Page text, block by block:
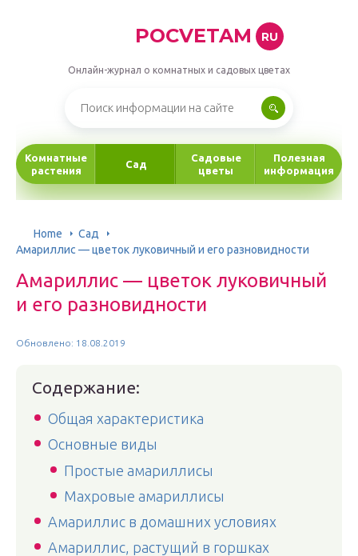
POCVETAM RU
Онлайн-журнал о комнатных и садовых цветах
Комнатные
растения
Сад
Садовые
цветы
Полезная
информация
Home
Сад
Амариллис — цветок луковичный и его разновидности
Амариллис — цветок луковичный
и его разновидности
Обновлено: 18.08.2019
Содержание:
Общая характеристика
Основные виды
Простые амариллисы
Махровые амариллисы
Амариллис в домашних условиях
Амариллис, растущий в горшках